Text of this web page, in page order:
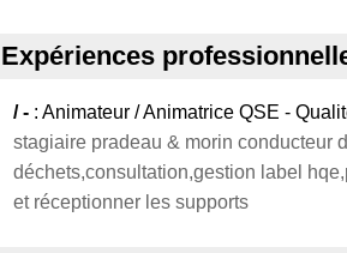
Expériences
/ - : Animateur / Animatrice QSE -
stagiaire pradeau & morin conducteur
déchets,consultation,gestion label
et réceptionner les supports